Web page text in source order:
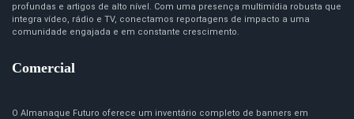
profundas e artigos de alto nível. Com uma presença multimídia robusta que
integra vídeo, rádio e TV, conectamos reportagens de impacto a uma
comunidade engajada e em constante crescimento.
Comercial
O Almanaque Futuro oferece um inventário completo de banners em